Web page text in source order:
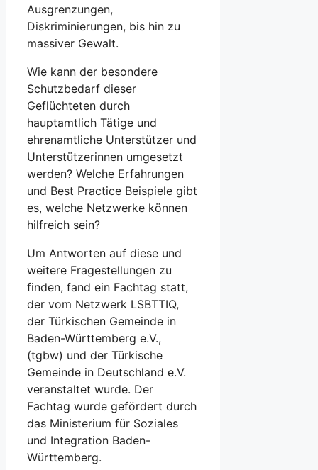
Ausgrenzungen,
Diskriminierungen, bis hin zu
massiver Gewalt.
Wie kann der besondere
Schutzbedarf dieser
Geflüchteten durch
hauptamtlich Tätige und
ehrenamtliche Unterstützer und
Unterstützerinnen umgesetzt
werden? Welche Erfahrungen
und Best Practice Beispiele gibt
es, welche Netzwerke können
hilfreich sein?
Um Antworten auf diese und
weitere Fragestellungen zu
finden, fand ein Fachtag statt,
der vom Netzwerk LSBTTIQ,
der Türkischen Gemeinde in
Baden-Württemberg e.V.,
(tgbw) und der Türkische
Gemeinde in Deutschland e.V.
veranstaltet wurde. Der
Fachtag wurde gefördert durch
das Ministerium für Soziales
und Integration Baden-
Württemberg.